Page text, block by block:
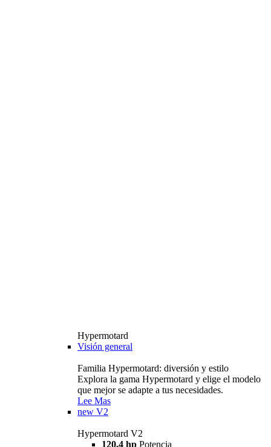
Hypermotard
Visión general
Familia Hypermotard: diversión y estilo
Explora la gama Hypermotard y elige el modelo
que mejor se adapte a tus necesidades.
Lee Mas
new V2
Hypermotard V2
120,4 hp Potencia